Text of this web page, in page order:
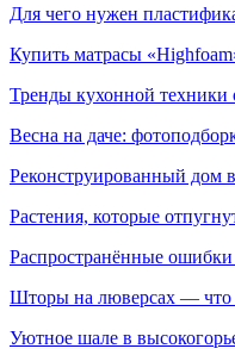
Для чего нужен
Купить матрасы
Тренды кухонной техники
Весна на даче:
Реконструированный дом
Растения, которые
Распространённые
Шторы на люверсах — что
Уютное шале в